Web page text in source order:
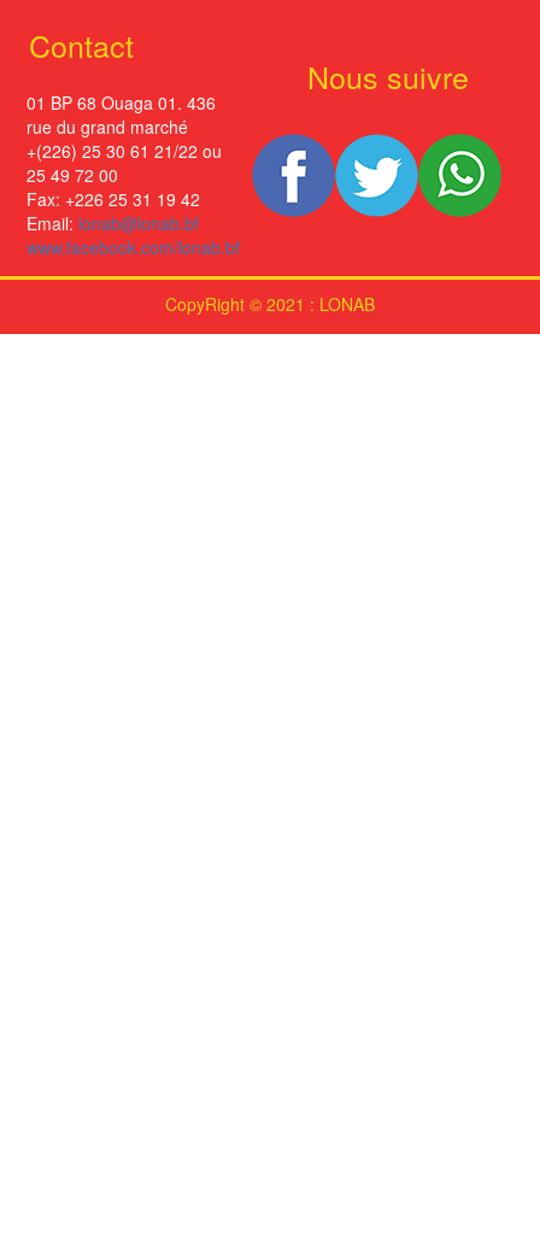
Contact
01 BP 68 Ouaga 01. 436
rue du grand marché
+(226) 25 30 61 21/22 ou
25 49 72 00
Fax: +226 25 31 19 42
Email: lonab@lonab.bf
www.facebook.com/lonab.bf
Nous suivre
CopyRight © 2021 : LONAB